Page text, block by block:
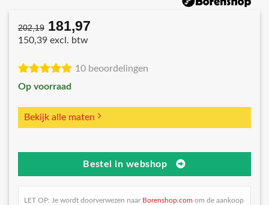
202,19 Oorspronkelijke
prijs
€202,19.
181,97
€181,97.
150,39 excl. btw
10 beoordelingen
Op voorraad
Bekijk alle maten
Bestel in webshop
LET OP: Je wordt doorverwezen naar Borenshop.com om de aankoop